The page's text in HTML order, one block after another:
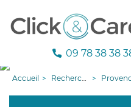
09 78 38 38
Accueil Recherche aide à domicile Provence-Alpes-Côte d'Azur